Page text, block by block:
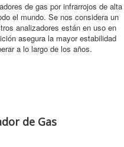
de gas por infrarrojos de alta
el mundo. Se nos considera un
analizadores están en uso en
asegura la mayor estabilidad
a lo largo de los años.
de Gas